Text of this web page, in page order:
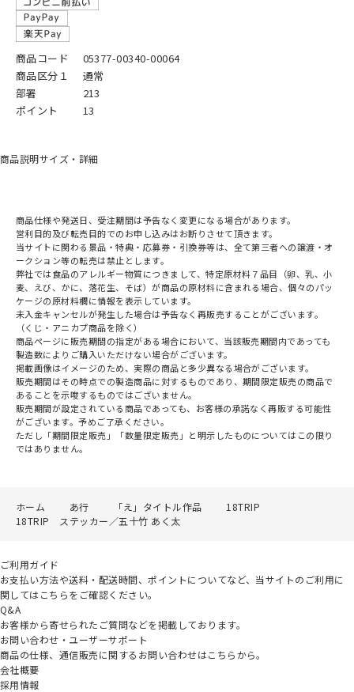
商品コード
05377-00340-00064
商品区分１
通常
部署
213
ポイント
13
商品説明サイズ・詳細
商品仕様や発送日、受注期間は予告なく変更になる場合があります。
営利目的及び転売目的でのお申し込みはお断りさせて頂きます。
当サイトに関わる景品・特典・応募券・引換券等は、全て第三者への譲渡・オ
ークション等の転売は禁止とします。
弊社では食品のアレルギー物質につきまして、特定原材料７品目（卵、乳、小
麦、えび、かに、落花生、そば）が商品の原材料に含まれる場合、個々のパッ
ケージの原材料欄に情報を表示しています。
未入金キャンセルが発生した場合は予告なく再販売することがございます。
（くじ・アニカプ商品を除く）
商品ページに販売期間の指定がある場合において、当該販売期間内であっても
製造数によりご購入いただけない場合がございます。
掲載画像はイメージのため、実際の商品と多少異なる場合がございます。
販売期間はその時点での製造商品に対するものであり、期間限定販売の商品で
あることを示唆するものではございません。
販売期間が設定されている商品であっても、お客様の承諾なく再販する可能性
がございます。予めご了承ください。
ただし「期間限定販売」「数量限定販売」と明示したものについてはこの限り
ではありません。
ホーム あ行 「え」タイトル作品
18TRIP
18TRIP ステッカー／五十竹 あく太
ご利用ガイド
お支払い方法や送料・配送時間、ポイントについてなど、当サイトのご利用に
関してはこちらをご確認ください。
Q&A
お客様から寄せられたご質問などを掲載しております。
お問い合わせ・ユーザーサポート
商品の仕様、通信販売に関するお問い合わせはこちらから。
会社概要
採用情報